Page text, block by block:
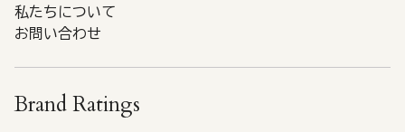
私たちについて
お問い合わせ
Brand Ratings